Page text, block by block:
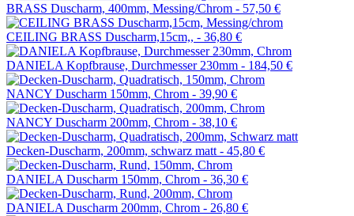
BRASS Duscharm, 400mm, Messing/Chrom - 57,50 €
CEILING BRASS Duscharm,15cm,, - 36,80 €
DANIELA Kopfbrause, Durchmesser 230mm - 184,50 €
NANCY Duscharm 150mm, Chrom - 39,90 €
NANCY Duscharm 200mm, Chrom - 38,10 €
Decken-Duscharm, 200mm, schwarz matt - 45,80 €
DANIELA Duscharm 150mm, Chrom - 36,30 €
DANIELA Duscharm 200mm, Chrom - 26,80 €